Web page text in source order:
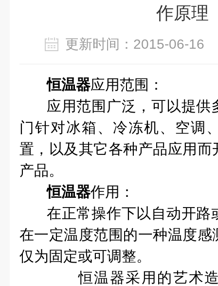
作原理
更新时间：2015-06-
恒温器应用范围：
应用范围广泛，可以提供
门针对冰箱、冷冻机、空调
置，以及其它各种产品应用
产品。
恒温器作用：
在正常操作下以自动开路
在一定温度范围的一种温度
仅为固定或可调整。
恒温器采用的艺术造